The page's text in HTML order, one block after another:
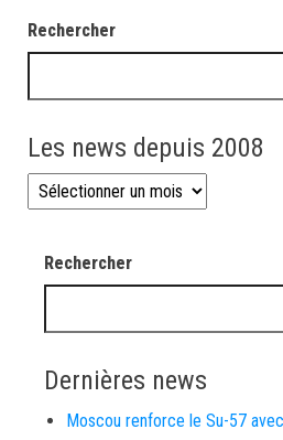
Rechercher
Les news depuis 2008
Les news depuis 2008
Rechercher
Dernières news
Moscou renforce le Su-57